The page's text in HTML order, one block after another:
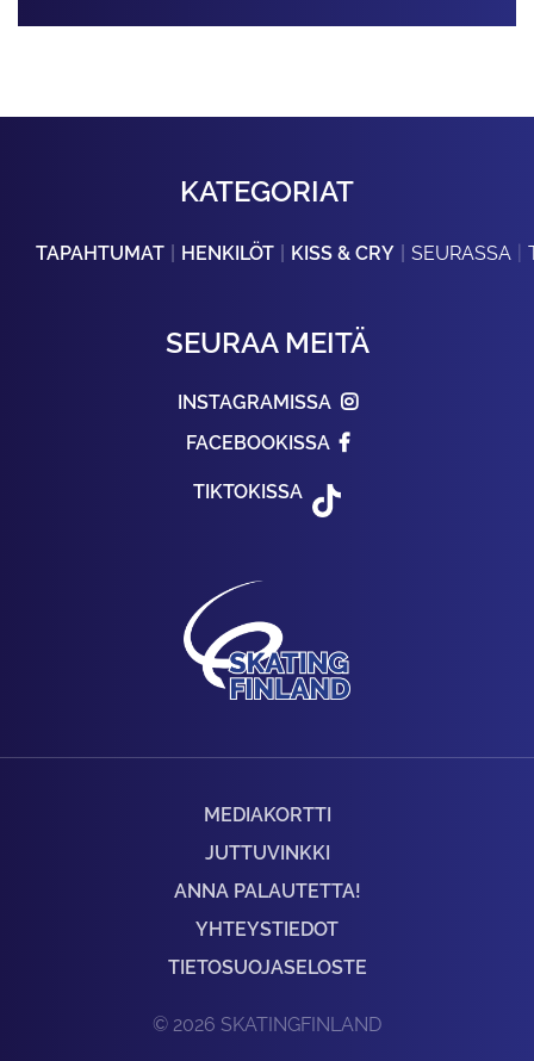
KATEGORIAT
TAPAHTUMAT HENKILÖT KISS & CRY SEURASSA
SEURAA MEITÄ
INSTAGRAMISSA
FACEBOOKISSA
TIKTOKISSA
MEDIAKORTTI
JUTTUVINKKI
ANNA PALAUTETTA!
YHTEYSTIEDOT
TIETOSUOJASELOSTE
© 2026 SKATINGFINLAND